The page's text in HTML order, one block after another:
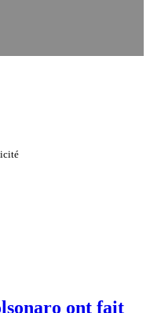
ont fait